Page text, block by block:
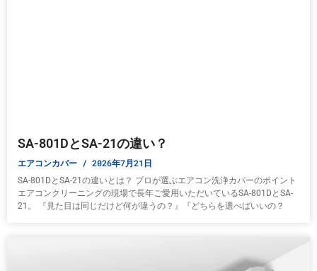
SA-801DとSA-21の違い？
エアコンカバー 2026年7月21日
SA-801DとSA-21の違いとは？ プロが選ぶエアコン洗浄カバーのポイント
エアコンクリーニングの現場で長年ご愛用いただいているSA-801DとSA-
21。 『見た目は同じだけど何が違うの？』『どちらを選べばいいの？